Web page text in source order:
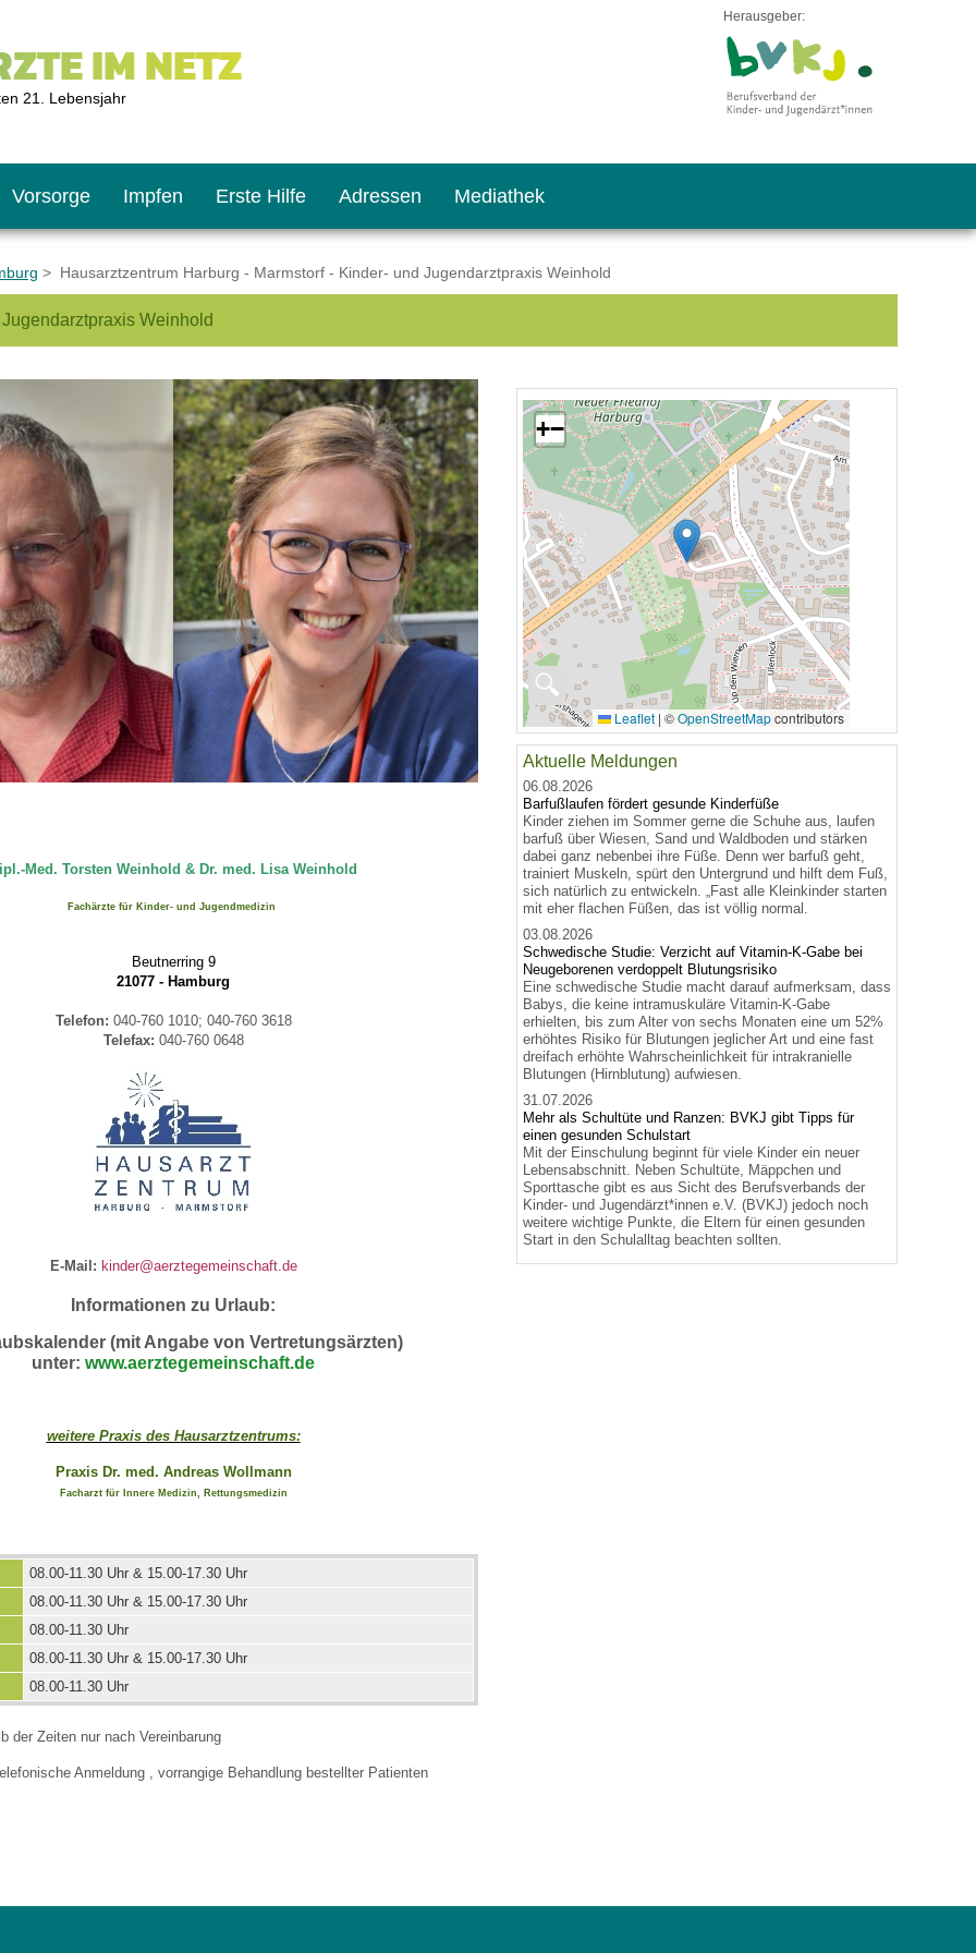
IM NETZ
21. Lebensjahr
Herausgeber:
Vorsorge Impfen Erste Hilfe Adressen Mediathek
Bildschirmmediengebrauch
gestalten
> Hausarztzentrum Harburg - Marmstorf - Kinder- und Jugendarztpraxis Weinhold
Weinhold
Med. Torsten Weinhold & Dr. med. Lisa Weinhold
Fachärzte für Kinder- und Jugendmedizin
Beutnerring 9
21077 - Hamburg
Telefon: 040-760 1010; 040-760 3618
Telefax: 040-760 0648
E-Mail: kinder@aerztegemeinschaft.de
Informationen zu Urlaub:
(mit Angabe von Vertretungsärzten)
unter: www.aerztegemeinschaft.de
weitere Praxis des Hausarztzentrums:
Praxis Dr. med. Andreas Wollmann
Facharzt für Innere Medizin, Rettungsmedizin
08.00-11.30 Uhr & 15.00-17.30 Uhr
08.00-11.30 Uhr & 15.00-17.30 Uhr
08.00-11.30 Uhr
08.00-11.30 Uhr & 15.00-17.30 Uhr
08.00-11.30 Uhr
der Zeiten nur nach Vereinbarung
Anmeldung , vorrangige Behandlung bestellter Patienten
🔍
+−
Leaflet | ©OpenStreetMapcontributors
Aktuelle Meldungen
06.08.2026
Barfußlaufen fördert gesunde Kinderfüße
Kinder ziehen im Sommer gerne die Schuhe aus, laufen
barfuß über Wiesen, Sand und Waldboden und stärken
dabei ganz nebenbei ihre Füße. Denn wer barfuß geht,
trainiert Muskeln, spürt den Untergrund und hilft dem Fuß,
sich natürlich zu entwickeln. „Fast alle Kleinkinder starten
mit eher flachen Füßen, das ist völlig normal.
03.08.2026
Schwedische Studie: Verzicht auf Vitamin-K-Gabe bei
Neugeborenen verdoppelt Blutungsrisiko
Eine schwedische Studie macht darauf aufmerksam, dass
Babys, die keine intramuskuläre Vitamin-K-Gabe
erhielten, bis zum Alter von sechs Monaten eine um 52%
erhöhtes Risiko für Blutungen jeglicher Art und eine fast
dreifach erhöhte Wahrscheinlichkeit für intrakranielle
Blutungen (Hirnblutung) aufwiesen.
31.07.2026
Mehr als Schultüte und Ranzen: BVKJ gibt Tipps für
einen gesunden Schulstart
Mit der Einschulung beginnt für viele Kinder ein neuer
Lebensabschnitt. Neben Schultüte, Mäppchen und
Sporttasche gibt es aus Sicht des Berufsverbands der
Kinder- und Jugendärzt*innen e.V. (BVKJ) jedoch noch
weitere wichtige Punkte, die Eltern für einen gesunden
Start in den Schulalltag beachten sollten.